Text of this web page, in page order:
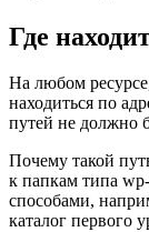
Где
На любом
находиться по
путей не должно
Почему такой
к папкам типа
способами,
каталог первого